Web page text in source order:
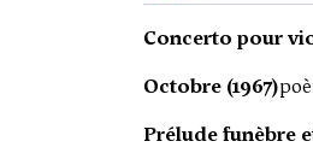
Concerto pour
Octobre (1967)
Prélude funèbre